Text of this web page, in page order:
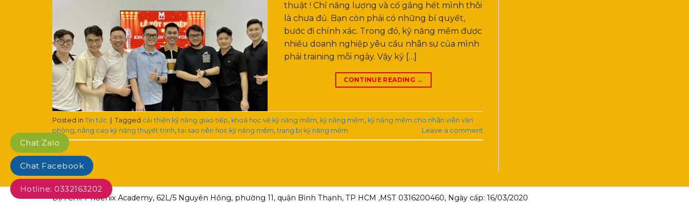
thuật ! Chỉ năng lượng và cố gắng hết mình thôi
là chưa đủ. Bạn còn phải có những bí quyết,
bước đi chính xác. Trong đó, kỹ năng mềm được
nhiều doanh nghiệp yêu cầu nhân sự của mình
phải training mỗi ngày. Vậy kỹ […]
CONTINUE READING →
Posted in Tin tức | Tagged cải thiện kỹ năng giao tiếp khoá học về kỹ năng mềm kỹ năng mềm kỹ năng mềm cho nhân viên văn
phòng nâng cao kỹ năng thuyết trình ,tại sao nên học kỹ năng mềm ,trang bị kỹ năng mềm Leave a comment
ĐỊA CHỈ: Phoenix Academy, 62L/5 Nguyên Hồng, phường 11, quận Bình Thạnh, TP HCM ,MST 0316200460, Ngày cấp: 16/03/2020
Chat Zalo
Chat Facebook
Hotline: 0332163202